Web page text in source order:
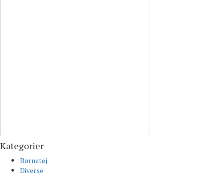
Kategorier
Børnetøj
Diverse